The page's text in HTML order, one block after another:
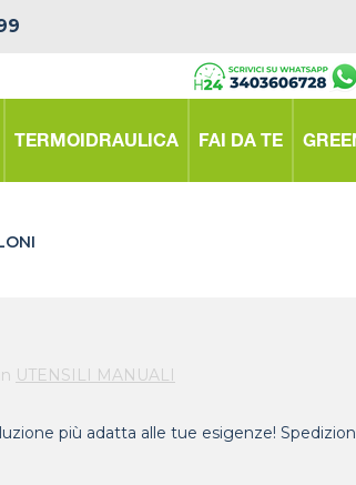
TERMOIDRAULICA FAI DA TE
in UTENSILI MANUALI
più adatta alle tue esigenze!